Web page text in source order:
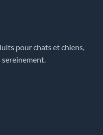
pour chats et chiens,